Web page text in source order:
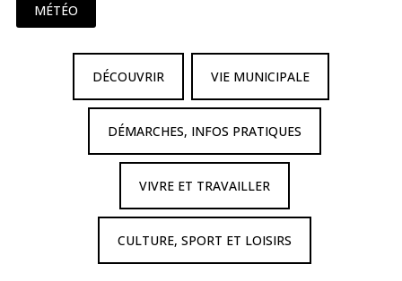
MÉTÉO
DÉCOUVRIR VIE MUNICIPALE
DÉMARCHES, INFOS PRATIQUES
VIVRE ET TRAVAILLER
CULTURE, SPORT ET LOISIRS